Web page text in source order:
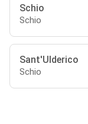
Schio
Schio
Sant'Ulderico
Schio